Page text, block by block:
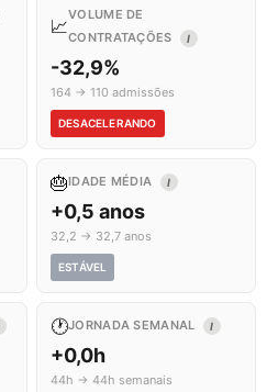
📈
VOLUME DE
CONTRATAÇÕES
I
-32,9%
164 → 110 admissões
DESACELERANDO
🎂IDADE MÉDIA I
+0,5 anos
32,2 → 32,7 anos
ESTÁVEL
🕐JORNADA SEMANAL I
+0,0h
44h → 44h semanais